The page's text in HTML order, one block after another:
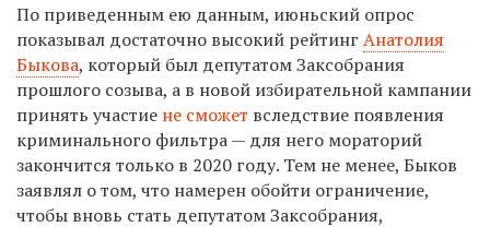
По приведенным ею данным, июньский опрос
показывал достаточно высокий рейтинг Анатолия
Быкова, который был депутатом Заксобрания
прошлого созыва, а в новой избирательной кампании
принять участие не сможет вследствие появления
криминального фильтра — для него мораторий
закончится только в 2020 году. Тем не менее, Быков
заявлял о том, что намерен обойти ограничение,
чтобы вновь стать депутатом Заксобрания,